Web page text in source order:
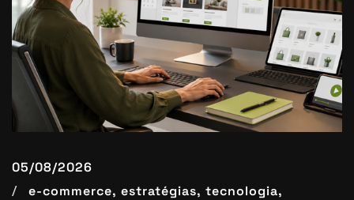
05/08/2026
e-commerce, estratégias, tecnologia,